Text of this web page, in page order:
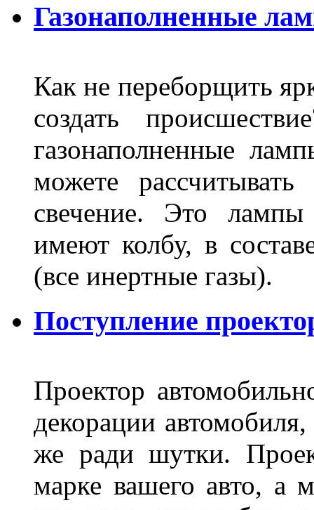
Газонаполненные
Как не переборщить
создать
газонаполненные
можете
свечение. Это
имеют колбу, в
(все инертные газы).
Поступление
Проектор
декорации
же ради шутки.
марке вашего авто, а